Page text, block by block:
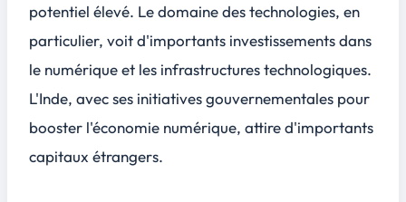
potentiel élevé. Le domaine des technologies, en
particulier, voit d'importants investissements dans
le numérique et les infrastructures technologiques.
L'Inde, avec ses initiatives gouvernementales pour
booster l'économie numérique, attire d'importants
capitaux étrangers.